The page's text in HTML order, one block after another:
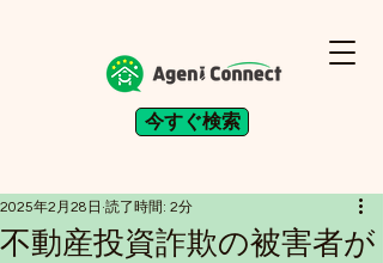
今すぐ検索
不動産投資詐欺の被害者が
2025年2月28日 読了時間: 2分